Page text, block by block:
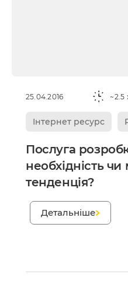
25.04.2016 ~2.5
Інтернет ресурс
Послуга
необхідність
тенденція?
Детальніше